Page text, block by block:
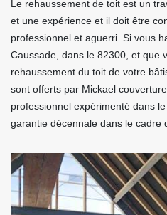
Le rehaussement de toit est un
et une expérience et il doit être
professionnel et aguerri. Si vous
Caussade, dans le 82300, et que
rehaussement du toit de votre
sont offerts par Mickael
professionnel expérimenté dans
garantie décennale dans le cadre